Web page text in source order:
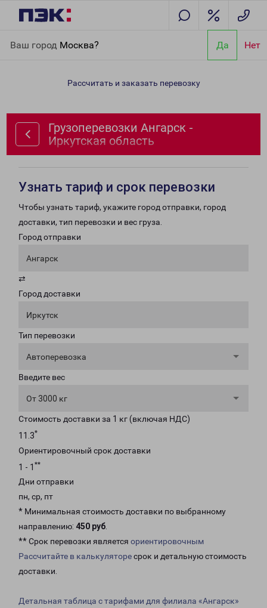
Ваш город Москва? Да Нет
область
Рассчитать и заказать перевозку
Грузоперевозки Ангарск -
Иркутская область
Узнать тариф и срок перевозки
Чтобы узнать тариф, укажите город отправки, город
доставки, тип перевозки и вес груза.
Город отправки
Ангарск
⇄
Город доставки
Иркутск
Тип перевозки
Автоперевозка
Введите вес
От 3000 кг
Стоимость доставки за 1 кг (включая НДС)
11.3*
Ориентировочный срок доставки
1 - 1 **
Дни отправки
пн, ср, пт
* Минимальная стоимость доставки по выбранному
направлению: 450 руб.
** Срок перевозки является ориентировочным
Рассчитайте в калькуляторесрок и детальную стоимость
доставки.
Детальная таблица с тарифами для филиала «Ангарск»